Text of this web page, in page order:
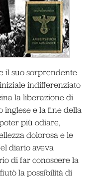
il suo sorprendente
indifferenziato
la liberazione di
inglese e la fine della
più odiare,
dolorosa e le
diario aveva
di far conoscere la
la possibilità di